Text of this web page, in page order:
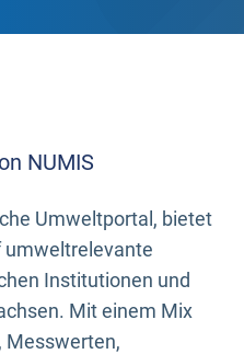
NUMIS
Umweltportal, bietet
umweltrelevante
Institutionen und
Mit einem Mix
Messwerten,